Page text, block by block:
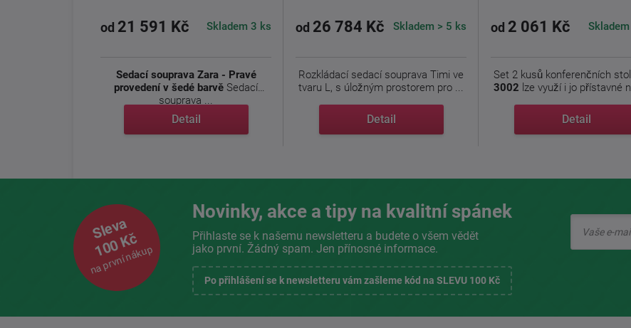
od 21 591 Kč Skladem 3 ks
Sedací souprava Zara - Pravé
provedení v šedé barvě
souprava ...
Detail
od 26 784 Kč Skladem > 5 ks
Rozkládací sedací souprava Timi ve
tvaru L, s úložným prostorem pro ...
Detail
od 2 061 Kč
Set 2 kusů konferenčních
3002 lze využí i jo přístavné
Detail
Sleva
100 Kč
na první nákup
Novinky, akce a tipy na kvalitní spánek
Přihlaste se k našemu newsletteru a budete o všem vědět
jako první. Žádný spam. Jen přínosné informace.
Po přihlášení se k newsletteru vám zašleme kód na SLEVU 100 Kč